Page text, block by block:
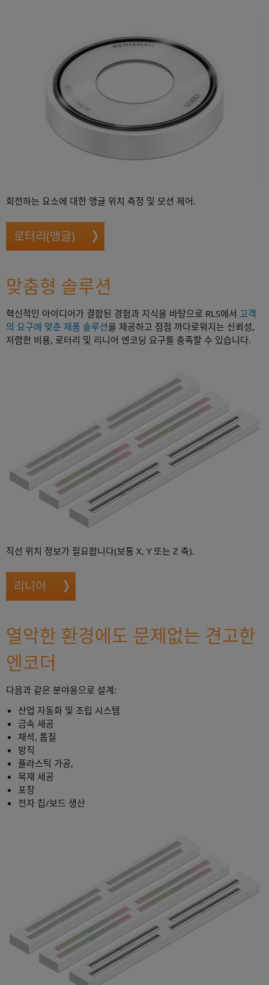
회전하는 요소에 대한 앵글 위치 측정 및 모션 제어.
로터리(앵글)
맞춤형 솔루션
혁신적인 아이디어가 결합된 경험과 지식을 바탕으로 RLS에서 고객
의 요구에 맞춘 제품 솔루션을 제공하고 점점 까다로워지는 신뢰성,
저렴한 비용, 로터리 및 리니어 엔코딩 요구를 충족할 수 있습니다.
직선 위치 정보가 필요합니다(보통 X, Y 또는 Z 축).
리니어
열악한 환경에도 문제없는 견고한
엔코더
다음과 같은 분야용으로 설계:
산업 자동화 및 조립 시스템
금속 세공
채석, 톱질
방직
플라스틱 가공,
목재 세공
포장
전자 칩/보드 생산